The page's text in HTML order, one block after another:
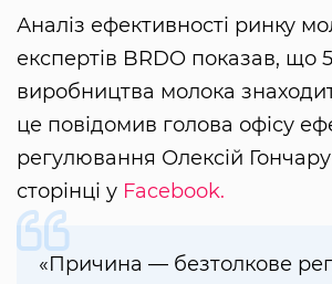
Аналіз ефективності ринку
експертів BRDO показав, що
виробництва молока
це повідомив голова офісу
регулювання Олексій
сторінці у Facebook.
«Причина — безтолкове